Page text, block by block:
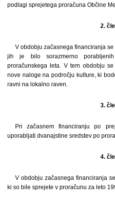
podlagi sprejetega proračuna Občine
2.
V obdobju začasnega financiranja
jih je bilo sorazmerno
proračunskega leta. V tem obdobju
nove naloge na področju kulture, ki
ravni na lokalno raven.
3.
Pri začasnem financiranju po
uporabljati dvanajstine sredstev po
4.
V obdobju začasnega financiranja
ki so bile sprejete v proračunu za leto